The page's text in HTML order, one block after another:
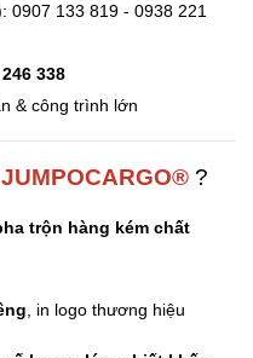
0907 133 819 - 0938 221
338
& công trình lớn
JUMPOCARGO® ?
trộn hàng kém chất
, in logo thương hiệu